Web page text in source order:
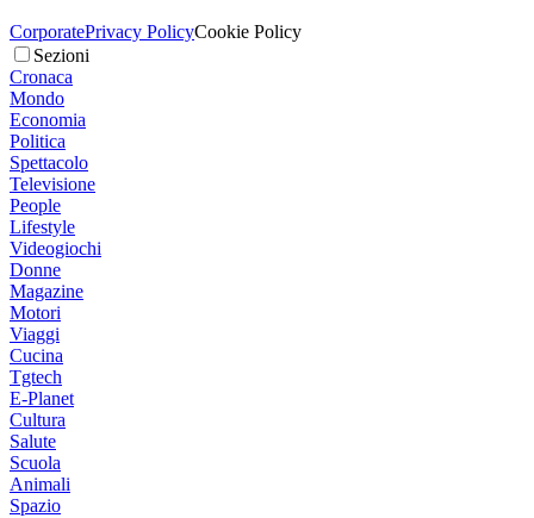
CorporatePrivacy PolicyCookie Policy
Sezioni
Cronaca
Mondo
Economia
Politica
Spettacolo
Televisione
People
Lifestyle
Videogiochi
Donne
Magazine
Motori
Viaggi
Cucina
Tgtech
E-Planet
Cultura
Salute
Scuola
Animali
Spazio